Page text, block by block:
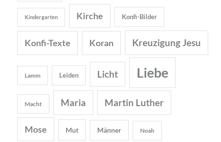
Kindergarten Kirche Konfi-Bilder
Konfi-Texte Koran Kreuzigung Jesu
Lamm Leiden Licht Liebe
Macht Maria Martin Luther
Mose Mut Männer Noah